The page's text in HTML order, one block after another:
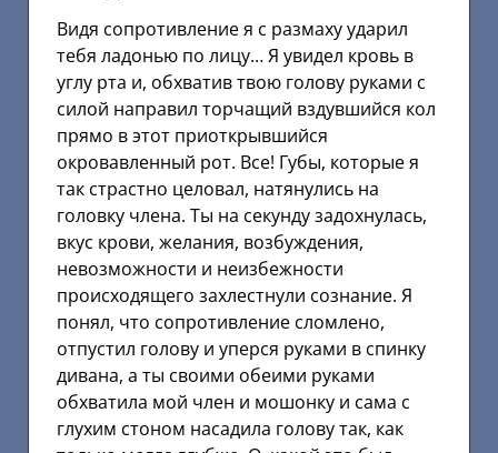
Видя сопротивление я с размаху ударил
тебя ладонью по лицу… Я увидел кровь в
углу рта и, обхватив твою голову руками с
силой направил торчащий вздувшийся кол
прямо в этот приоткрывшийся
окровавленный рот. Все! Губы, которые я
так страстно целовал, натянулись на
головку члена. Ты на секунду задохнулась,
вкус крови, желания, возбуждения,
невозможности и неизбежности
происходящего захлестнули сознание. Я
понял, что сопротивление сломлено,
отпустил голову и уперся руками в спинку
дивана, а ты своими обеими руками
обхватила мой член и мошонку и сама с
глухим стоном насадила голову так, как